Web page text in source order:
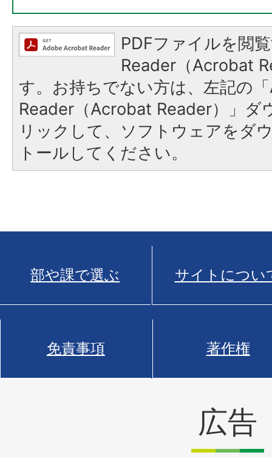
PDFファイルを閲
Reader（Acrobat
す。お持ちでない方は、左記の
Reader（Acrobat Reader）」ダ
リックして、ソフトウェアをダ
トールしてください。
部や課で選ぶ サイトについ
免責事項 著作権
広告